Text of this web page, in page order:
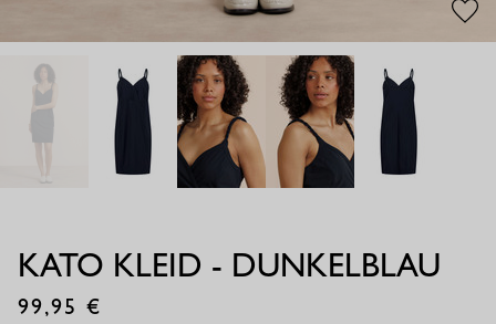
KATO KLEID - DUNKELBLAU
99,95